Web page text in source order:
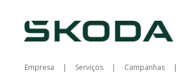
Empresa Serviços Campanhas